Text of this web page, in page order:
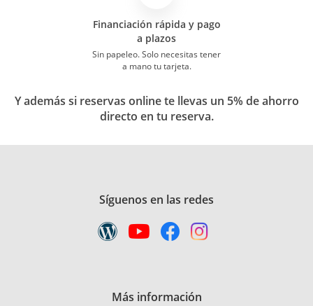
Financiación rápida y pago
a plazos
Sin papeleo. Solo necesitas tener
a mano tu tarjeta.
Y además si reservas online te llevas un 5% de ahorro
directo en tu reserva.
Síguenos en las redes
Más información